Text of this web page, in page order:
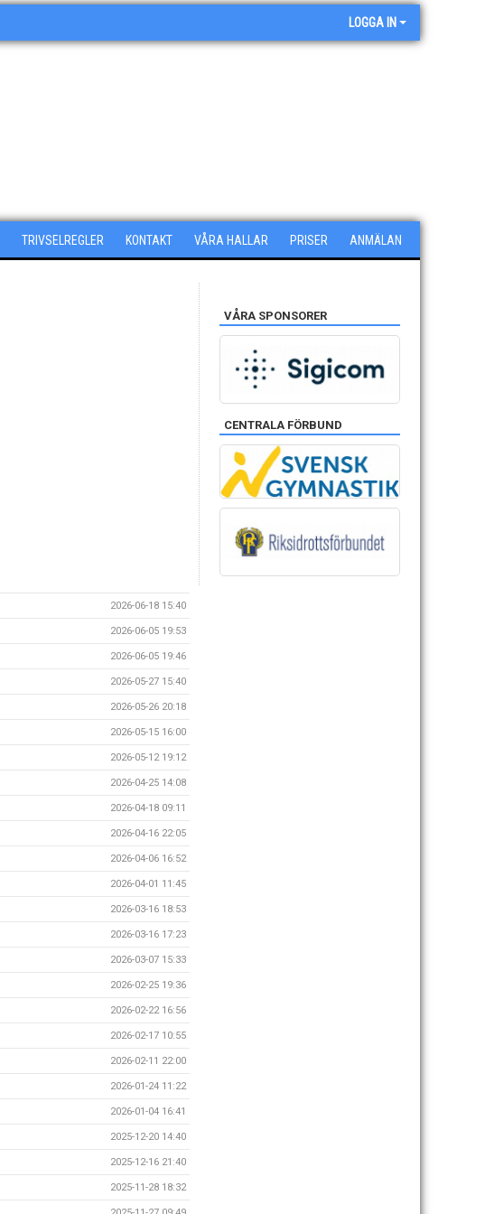
LOGGA IN
TRIVSELREGLER KONTAKT VÅRA HALLAR PRISER ANMÄLAN
2026-06-18 15:40
2026-06-05 19:53
2026-06-05 19:46
2026-05-27 15:40
2026-05-26 20:18
2026-05-15 16:00
2026-05-12 19:12
2026-04-25 14:08
2026-04-18 09:11
2026-04-16 22:05
2026-04-06 16:52
2026-04-01 11:45
2026-03-16 18:53
2026-03-16 17:23
2026-03-07 15:33
2026-02-25 19:36
2026-02-22 16:56
2026-02-17 10:55
2026-02-11 22:00
2026-01-24 11:22
2026-01-04 16:41
2025-12-20 14:40
2025-12-16 21:40
2025-11-28 18:32
VÅRA SPONSORER
CENTRALA FÖRBUND